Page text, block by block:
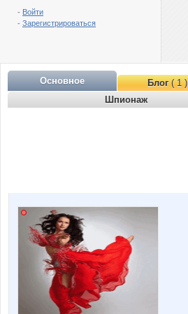
- Войти
- Зарегистрироваться
Основное Блог( 1 )
Шпионаж